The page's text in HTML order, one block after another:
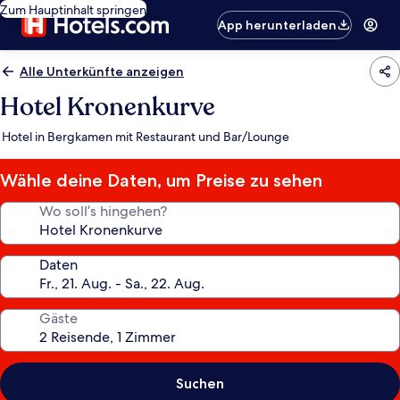
Zum Hauptinhalt springen
App herunterladen
Alle Unterkünfte anzeigen
Hotel Kronenkurve
Hotel in Bergkamen mit Restaurant und Bar/Lounge
Wähle deine Daten, um Preise zu sehen
Wo soll’s hingehen?
Daten
Gäste
Suchen